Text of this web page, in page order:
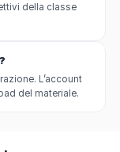
della classe
L’account
del materiale.